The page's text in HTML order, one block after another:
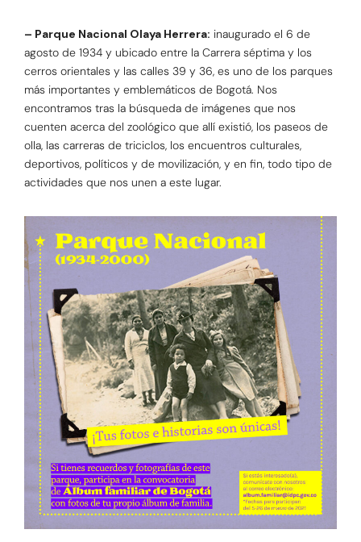
– Parque Nacional Olaya Herrera: inaugurado el 6 de
agosto de 1934 y ubicado entre la Carrera séptima y los
cerros orientales y las calles 39 y 36, es uno de los parques
más importantes y emblemáticos de Bogotá. Nos
encontramos tras la búsqueda de imágenes que nos
cuenten acerca del zoológico que allí existió, los paseos de
olla, las carreras de triciclos, los encuentros culturales,
deportivos, políticos y de movilización, y en fin, todo tipo de
actividades que nos unen a este lugar.